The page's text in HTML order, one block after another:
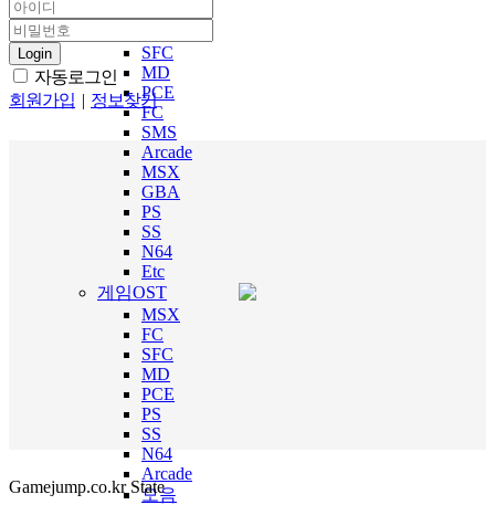
SFC
MD
PCE
FC
SMS
Arcade
MSX
GBA
PS
SS
N64
Etc
게임OST
MSX
FC
SFC
MD
PCE
PS
SS
N64
Arcade
모음
Login
자동로그인
회원가입 | 정보찾기
Gamejump.co.kr State